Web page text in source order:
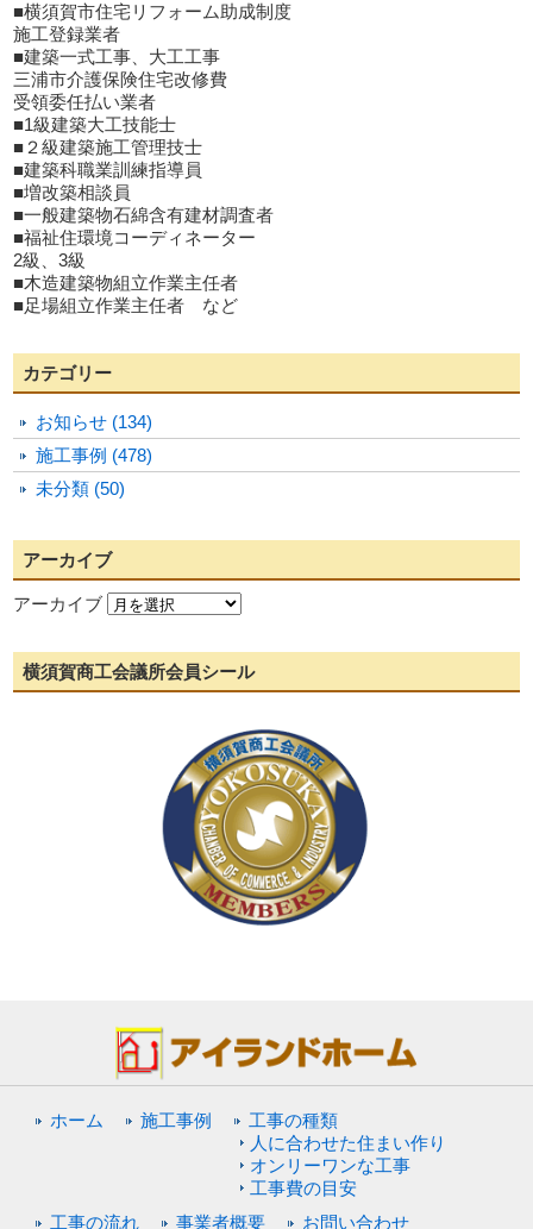
■横須賀市住宅リフォーム助成制度
施工登録業者
■建築一式工事、大工工事
三浦市介護保険住宅改修費
受領委任払い業者
■1級建築大工技能士
■２級建築施工管理技士
■建築科職業訓練指導員
■増改築相談員
■一般建築物石綿含有建材調査者
■福祉住環境コーディネーター
2級、3級
■木造建築物組立作業主任者
■足場組立作業主任者 など
カテゴリー
お知らせ (134)
施工事例 (478)
未分類 (50)
アーカイブ
アーカイブ
横須賀商工会議所会員シール
ホーム 施工事例
工事の種類
人に合わせた住まい作り
オンリーワンな工事
工事費の目安
工事の流れ
事業者概要 お問い合わせ